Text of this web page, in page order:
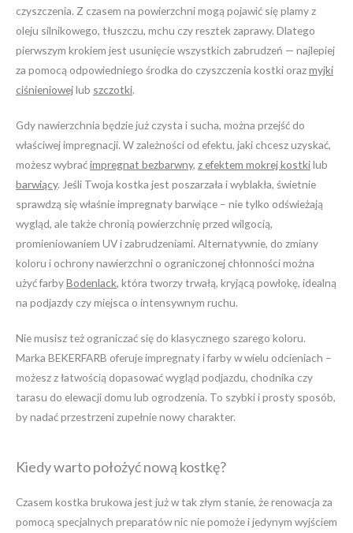
czyszczenia. Z czasem na powierzchni mogą pojawić się plamy z
oleju silnikowego, tłuszczu, mchu czy resztek zaprawy. Dlatego
pierwszym krokiem jest usunięcie wszystkich zabrudzeń — najlepiej
za pomocą odpowiedniego środka do czyszczenia kostki orazmyjki
ciśnieniowejlub szczotki.
Gdy nawierzchnia będzie już czysta i sucha, można przejść do
właściwej impregnacji. W zależności od efektu, jaki chcesz uzyskać,
możesz wybraćimpregnat bezbarwny, z efektem mokrej kostkilub
barwiący. Jeśli Twoja kostka jest poszarzała i wyblakła, świetnie
sprawdzą się właśnie impregnaty barwiące – nie tylko odświeżają
wygląd, ale także chronią powierzchnię przed wilgocią,
promieniowaniem UV i zabrudzeniami. Alternatywnie, do zmiany
koloru i ochrony nawierzchni o ograniczonej chłonności można
użyć farbyBodenlack, która tworzy trwałą, kryjącą powłokę, idealną
na podjazdy czy miejsca o intensywnym ruchu.
Nie musisz też ograniczać się do klasycznego szarego koloru.
Marka BEKERFARB oferuje impregnaty i farby w wielu odcieniach –
możesz z łatwością dopasować wygląd podjazdu, chodnika czy
tarasu do elewacji domu lub ogrodzenia. To szybki i prosty sposób,
by nadać przestrzeni zupełnie nowy charakter.
Kiedy warto położyć nową kostkę?
Czasem kostka brukowa jest już w tak złym stanie, że renowacja za
pomocą specjalnych preparatów nic nie pomoże i jedynym wyjściem